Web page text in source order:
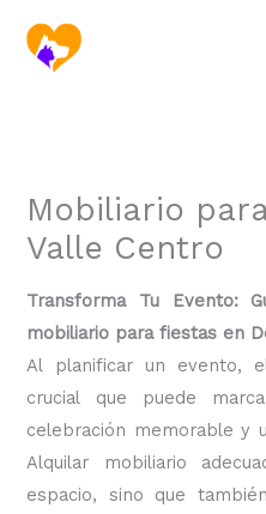
contenido
Mobiliario
Valle Centro
Transforma Tu Evento:
mobiliario para fiestas en
Al planificar un evento,
crucial que puede
celebración memorable y
Alquilar mobiliario
espacio, sino que